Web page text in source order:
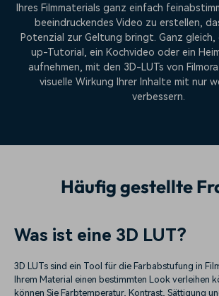
Ihres Filmmaterials ganz einfach
beeindruckendes Video zu erstellen,
Potenzial zur Geltung bringt. Ganz gleich,
up-Tutorial, ein Kochvideo oder ein
aufnehmen, mit den 3D-LUTs von
visuelle Wirkung Ihrer Inhalte mit nur
verbessern.
Häufig gestellte
Was ist eine 3D LUT?
3D LUTs sind ein Tool für die Farbabstufung in
Ihrem Material einen bestimmten Look verleihen
können Sie Farbtemperatur, Kontrast, Sättigung